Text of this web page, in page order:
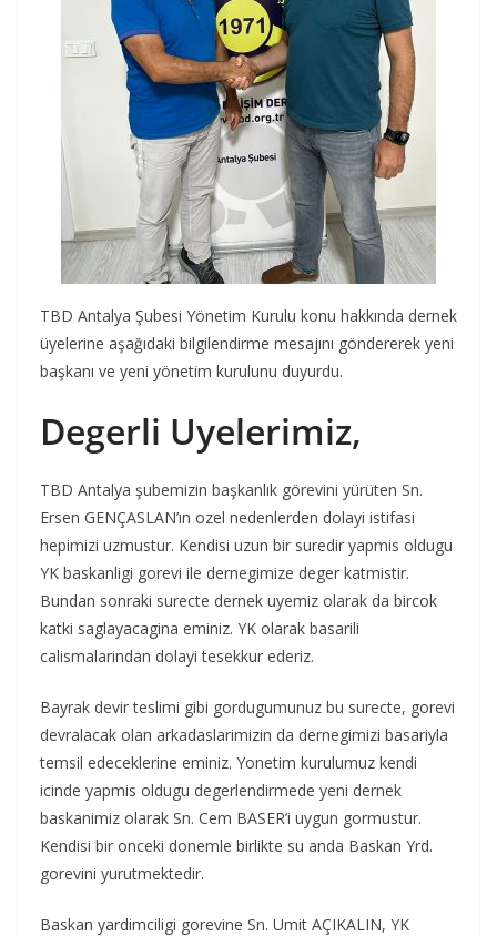
TBD Antalya Şubesi Yönetim Kurulu konu hakkında dernek
üyelerine aşağıdaki bilgilendirme mesajını göndererek yeni
başkanı ve yeni yönetim kurulunu duyurdu.
Degerli Uyelerimiz,
TBD Antalya şubemizin başkanlık görevini yürüten Sn.
Ersen GENÇASLAN’ın ozel nedenlerden dolayi istifasi
hepimizi uzmustur. Kendisi uzun bir suredir yapmis oldugu
YK baskanligi gorevi ile dernegimize deger katmistir.
Bundan sonraki surecte dernek uyemiz olarak da bircok
katki saglayacagina eminiz. YK olarak basarili
calismalarindan dolayi tesekkur ederiz.
Bayrak devir teslimi gibi gordugumunuz bu surecte, gorevi
devralacak olan arkadaslarimizin da dernegimizi basariyla
temsil edeceklerine eminiz. Yonetim kurulumuz kendi
icinde yapmis oldugu degerlendirmede yeni dernek
baskanimiz olarak Sn. Cem BASER’i uygun gormustur.
Kendisi bir onceki donemle birlikte su anda Baskan Yrd.
gorevini yurutmektedir.
Baskan yardimciligi gorevine Sn. Umit AÇIKALIN, YK